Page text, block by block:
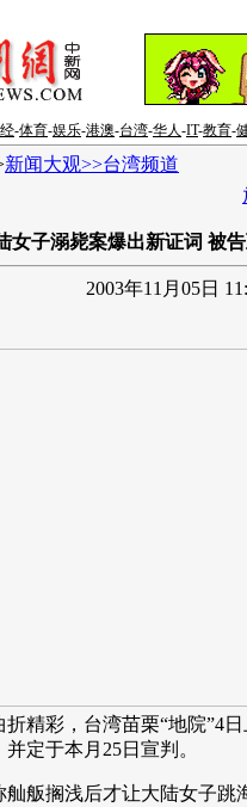
-体育-娱乐-港澳-台湾-华人-IT-教育-
新闻大观>>台湾频道
女子溺毙案爆出新证词 被
2003年11月05日
精彩，台湾苗栗“地院”4
定于本月25日宣判。
搁浅后才让大陆女子跳